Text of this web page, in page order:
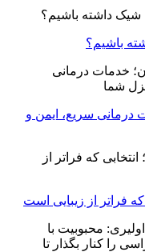
باشیم؟
درمانی سریع، ایمن و
فراتر از زیبایی است